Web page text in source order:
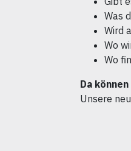
Was
Wird
Wo
Wo
Da
Unsere